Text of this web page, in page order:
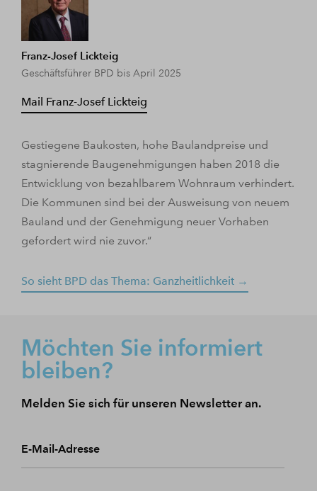
Franz-Josef Lickteig
Geschäftsführer BPD bis April 2025
Mail Franz-Josef Lickteig
Gestiegene Baukosten, hohe Baulandpreise und
stagnierende Baugenehmigungen haben 2018 die
Entwicklung von bezahlbarem Wohnraum verhindert.
Die Kommunen sind bei der Ausweisung von neuem
Bauland und der Genehmigung neuer Vorhaben
gefordert wird nie zuvor.“
So sieht BPD das Thema: Ganzheitlichkeit →
Möchten Sie informiert
bleiben?
Melden Sie sich für unseren Newsletter an.
E-Mail-Adresse